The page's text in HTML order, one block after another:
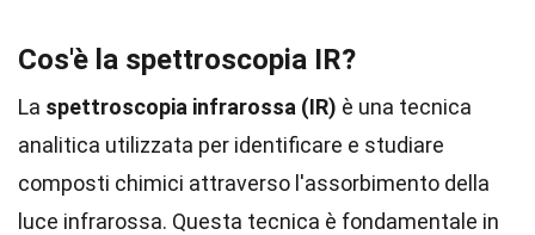
Cos'è la spettroscopia IR?
La spettroscopia infrarossa (IR) è una tecnica
analitica utilizzata per identificare e studiare
composti chimici attraverso l'assorbimento della
luce infrarossa. Questa tecnica è fondamentale in